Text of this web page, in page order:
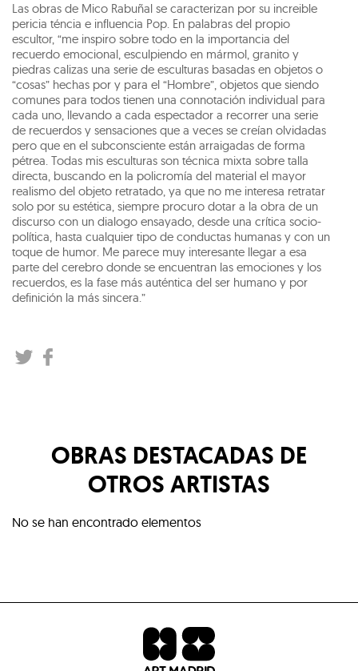
Las obras de Mico Rabuñal se caracterizan por su increible
pericia téncia e influencia Pop. En palabras del propio
escultor, “me inspiro sobre todo en la importancia del
recuerdo emocional, esculpiendo en mármol, granito y
piedras calizas una serie de esculturas basadas en objetos o
“cosas” hechas por y para el “Hombre”, objetos que siendo
comunes para todos tienen una connotación individual para
cada uno, llevando a cada espectador a recorrer una serie
de recuerdos y sensaciones que a veces se creían olvidadas
pero que en el subconsciente están arraigadas de forma
pétrea. Todas mis esculturas son técnica mixta sobre talla
directa, buscando en la policromía del material el mayor
realismo del objeto retratado, ya que no me interesa retratar
solo por su estética, siempre procuro dotar a la obra de un
discurso con un dialogo ensayado, desde una crítica socio-
política, hasta cualquier tipo de conductas humanas y con un
toque de humor. Me parece muy interesante llegar a esa
parte del cerebro donde se encuentran las emociones y los
recuerdos, es la fase más auténtica del ser humano y por
definición la más sincera.”
OBRAS DESTACADAS DE
OTROS ARTISTAS
No se han encontrado elementos